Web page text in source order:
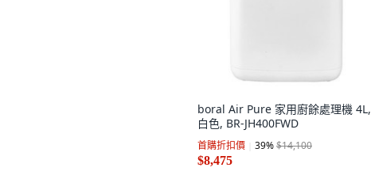
boral Air Pure 家用廚餘處理機 4L,
白色, BR-JH400FWD
首購折扣價 39%$14,100
$8,475